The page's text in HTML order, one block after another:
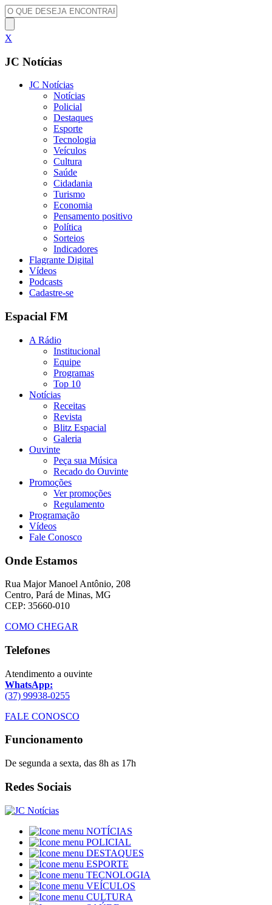
X
JC Notícias
JC Notícias
Notícias
Policial
Destaques
Esporte
Tecnologia
Veículos
Cultura
Saúde
Cidadania
Turismo
Economia
Pensamento positivo
Política
Sorteios
Indicadores
Flagrante Digital
Vídeos
Podcasts
Cadastre-se
Espacial FM
A Rádio
Institucional
Equipe
Programas
Top 10
Notícias
Receitas
Revista
Blitz Espacial
Galeria
Ouvinte
Peça sua Música
Recado do Ouvinte
Promoções
Ver promoções
Regulamento
Programação
Vídeos
Fale Conosco
Onde Estamos
Rua Major Manoel Antônio, 208
Centro, Pará de Minas, MG
CEP: 35660-010
COMO CHEGAR
Telefones
Atendimento a ouvinte
WhatsApp:
(37) 99938-0255
FALE CONOSCO
Funcionamento
De segunda a sexta, das 8h as 17h
Redes Sociais
NOTÍCIAS
POLICIAL
DESTAQUES
ESPORTE
TECNOLOGIA
VEÍCULOS
CULTURA